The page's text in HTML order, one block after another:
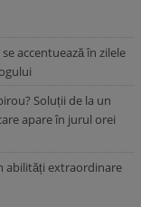
accentuează în zilele
Soluții de la un
apare în jurul orei
abilități extraordinare